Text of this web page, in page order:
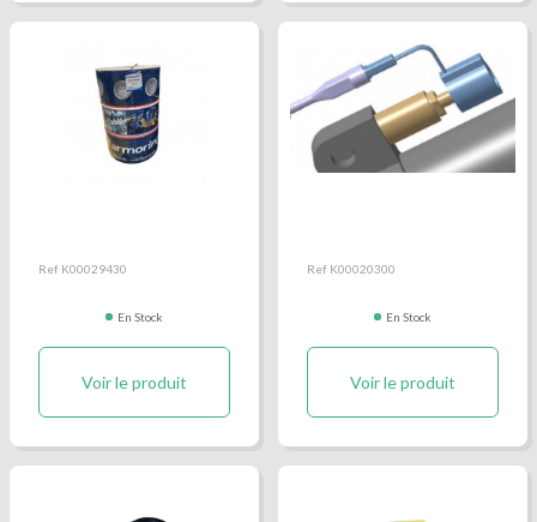
Ref K00029430
En Stock
Voir le produit
Ref K00020300
En Stock
Voir le produit